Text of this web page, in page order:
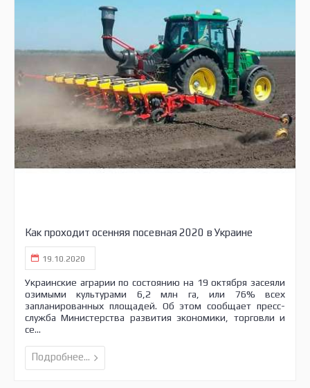
Как проходит осенняя посевная 2020 в Украине
19.10.2020
Украинские аграрии по состоянию на 19 октября засеяли
озимыми культурами 6,2 млн га, или 76% всех
запланированных площадей. Об этом сообщает пресс-
служба Министерства развития экономики, торговли и
се...
Подробнее...